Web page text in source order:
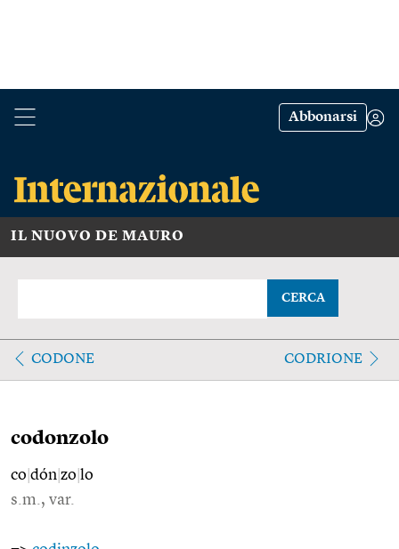
Abbonarsi
IL NUOVO DE MAURO
CERCA
CODONE CODRIONE
codonzolo
co dón zo lo
s.m., var.